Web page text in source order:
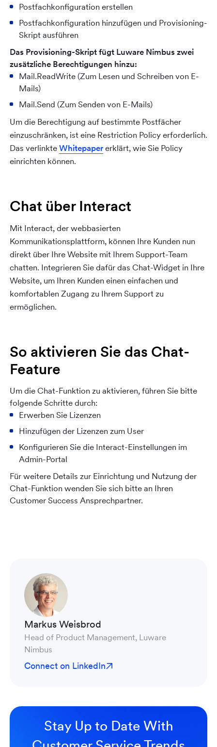
Postfachkonfiguration erstellen
Postfachkonfiguration hinzufügen und Provisioning-
Skript ausführen
Das Provisioning-Skript fügt Luware Nimbus zwei
zusätzliche Berechtigungen hinzu:
Mail.ReadWrite (Zum Lesen und Schreiben von E-
Mails)
Mail.Send (Zum Senden von E-Mails)
Um die Berechtigung auf bestimmte Postfächer
einzuschränken, ist eine Restriction Policy erforderlich.
Das verlinkteWhitepapererklärt, wie Sie Policy
einrichten können.
Chat über Interact
Mit Interact, der webbasierten
Kommunikationsplattform, können Ihre Kunden nun
direkt über Ihre Website mit Ihrem Support-Team
chatten. Integrieren Sie dafür das Chat-Widget in Ihre
Website, um Ihren Kunden einen einfachen und
komfortablen Zugang zu Ihrem Support zu
ermöglichen.
So aktivieren Sie das Chat-
Feature
Um die Chat-Funktion zu aktivieren, führen Sie bitte
folgende Schritte durch:
Erwerben Sie Lizenzen
Hinzufügen der Lizenzen zum User
Konfigurieren Sie die Interact-Einstellungen im
Admin-Portal
Für weitere Details zur Einrichtung und Nutzung der
Chat-Funktion wenden Sie sich bitte an Ihren
Customer Success Ansprechpartner.
Markus Weisbrod
Head of Product Management, Luware
Nimbus
Connect on LinkedIn
Stay Up to Date With